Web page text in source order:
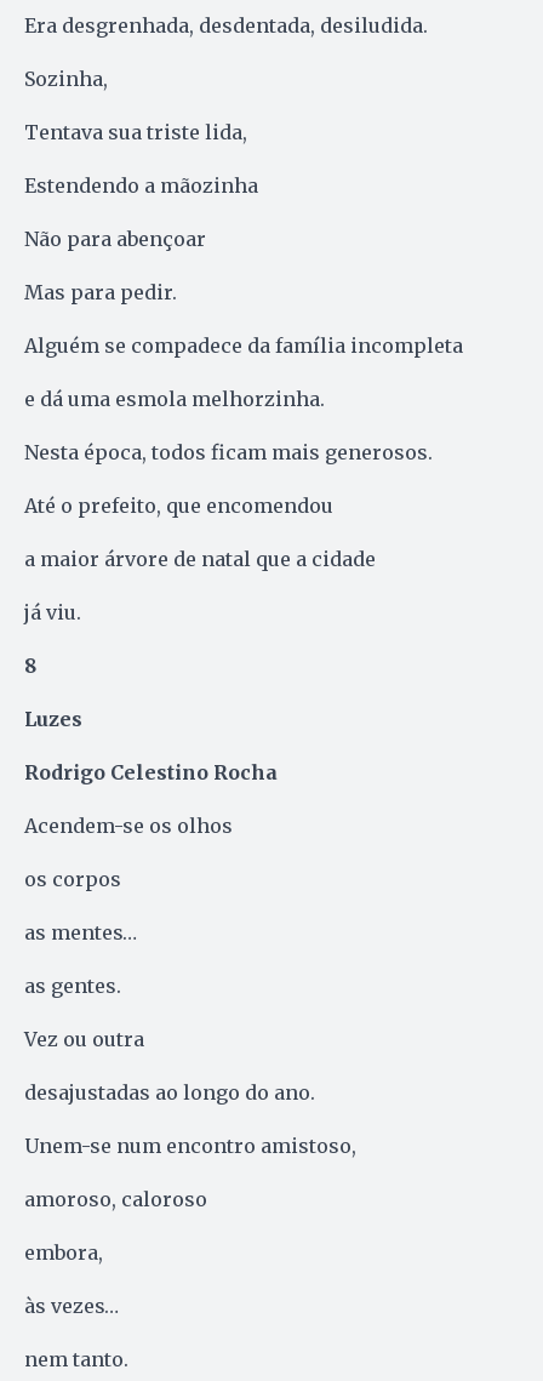
Era desgrenhada, desdentada, desiludida.
Sozinha,
Tentava sua triste lida,
Estendendo a mãozinha
Não para abençoar
Mas para pedir.
Alguém se compadece da família incompleta
e dá uma esmola melhorzinha.
Nesta época, todos ficam mais generosos.
Até o prefeito, que encomendou
a maior árvore de natal que a cidade
já viu.
8
Luzes
Rodrigo Celestino Rocha
Acendem-se os olhos
os corpos
as mentes…
as gentes.
Vez ou outra
desajustadas ao longo do ano.
Unem-se num encontro amistoso,
amoroso, caloroso
embora,
às vezes…
nem tanto.